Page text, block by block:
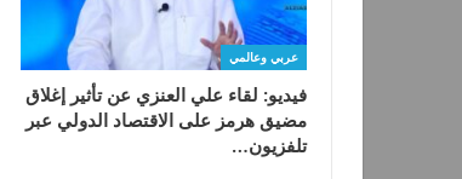
عربي وعالمي
فيديو: لقاء علي العنزي عن تأثير إغلاق
مضيق هرمز على الاقتصاد الدولي عبر
تلفزيون…